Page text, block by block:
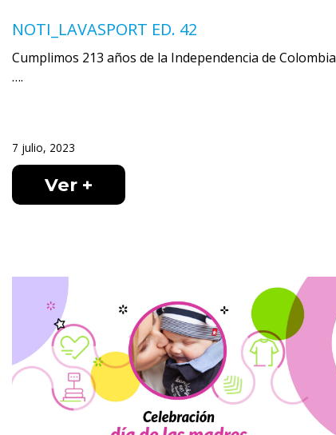
NOTI_LAVASPORT ED. 42
Cumplimos 213 años de la Independencia de Colombia
….
7 julio, 2023
Ver +